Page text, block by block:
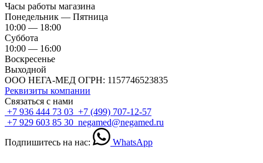
Часы работы магазина
Понедельник — Пятница
10:00 — 18:00
Суббота
10:00 — 16:00
Воскресенье
Выходной
ООО НЕГА-МЕД ОГРН: 1157746523835
Реквизиты компании
Связаться с нами
+7 936 444 73 03 +7 (499) 707-12-57
+7 929 603 85 30 negamed@negamed.ru
Подпишитесь на нас:
WhatsApp